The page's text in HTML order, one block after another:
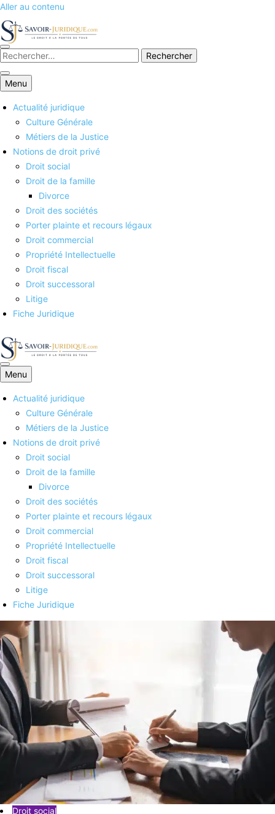
Aller au contenu
Savoirs juridiques
Menu
Actualité juridique
Culture Générale
Métiers de la Justice
Notions de droit privé
Droit social
Droit de la famille
Divorce
Droit des sociétés
Porter plainte et recours légaux
Droit commercial
Propriété Intellectuelle
Droit fiscal
Droit successoral
Litige
Fiche Juridique
Savoirs juridiques
Menu
Actualité juridique
Culture Générale
Métiers de la Justice
Notions de droit privé
Droit social
Droit de la famille
Divorce
Droit des sociétés
Porter plainte et recours légaux
Droit commercial
Propriété Intellectuelle
Droit fiscal
Droit successoral
Litige
Fiche Juridique
Droit social